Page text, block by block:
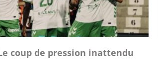
Le coup de pression inattendu